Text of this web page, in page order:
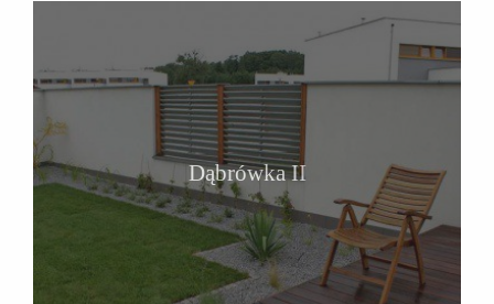
Dąbrówka II